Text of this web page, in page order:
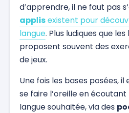
d’apprendre, il ne faut pas
applisexistent pour
langue. Plus ludiques que les
proposent souvent des
de jeux.
Une fois les bases posées,
se faire l’oreille en
langue souhaitée, via des